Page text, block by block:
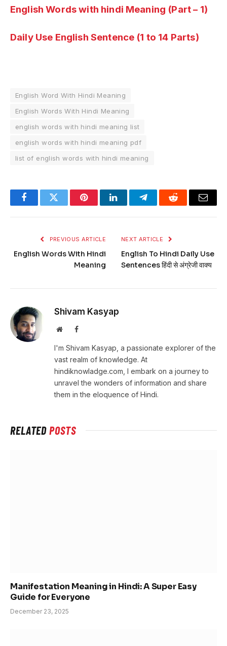
English Words with hindi Meaning (Part – 1)
Daily Use English Sentence (1 to 14 Parts)
English Word With Hindi Meaning
English Words With Hindi Meaning
english words with hindi meaning list
english words with hindi meaning pdf
list of english words with hindi meaning
FacebookTwitter PinterestLinkedInTelegramReddit Email
PREVIOUS ARTICLE
English Words With Hindi
Meaning
NEXT ARTICLE
English To Hindi Daily Use
Sentences हिंदी से अंग्रेजी वाक्य
Shivam Kasyap
WebsiteFacebook
I'm Shivam Kasyap, a passionate explorer of the
vast realm of knowledge. At
hindiknowladge.com, I embark on a journey to
unravel the wonders of information and share
them in the eloquence of Hindi.
RELATEDPOSTS
Manifestation Meaning in Hindi: A Super Easy
Guide for Everyone
December 23, 2025